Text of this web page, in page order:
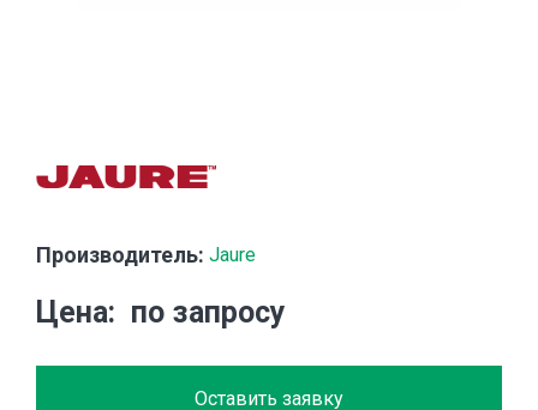
Производитель: Jaure
Цена по запросу
Оставить заявку